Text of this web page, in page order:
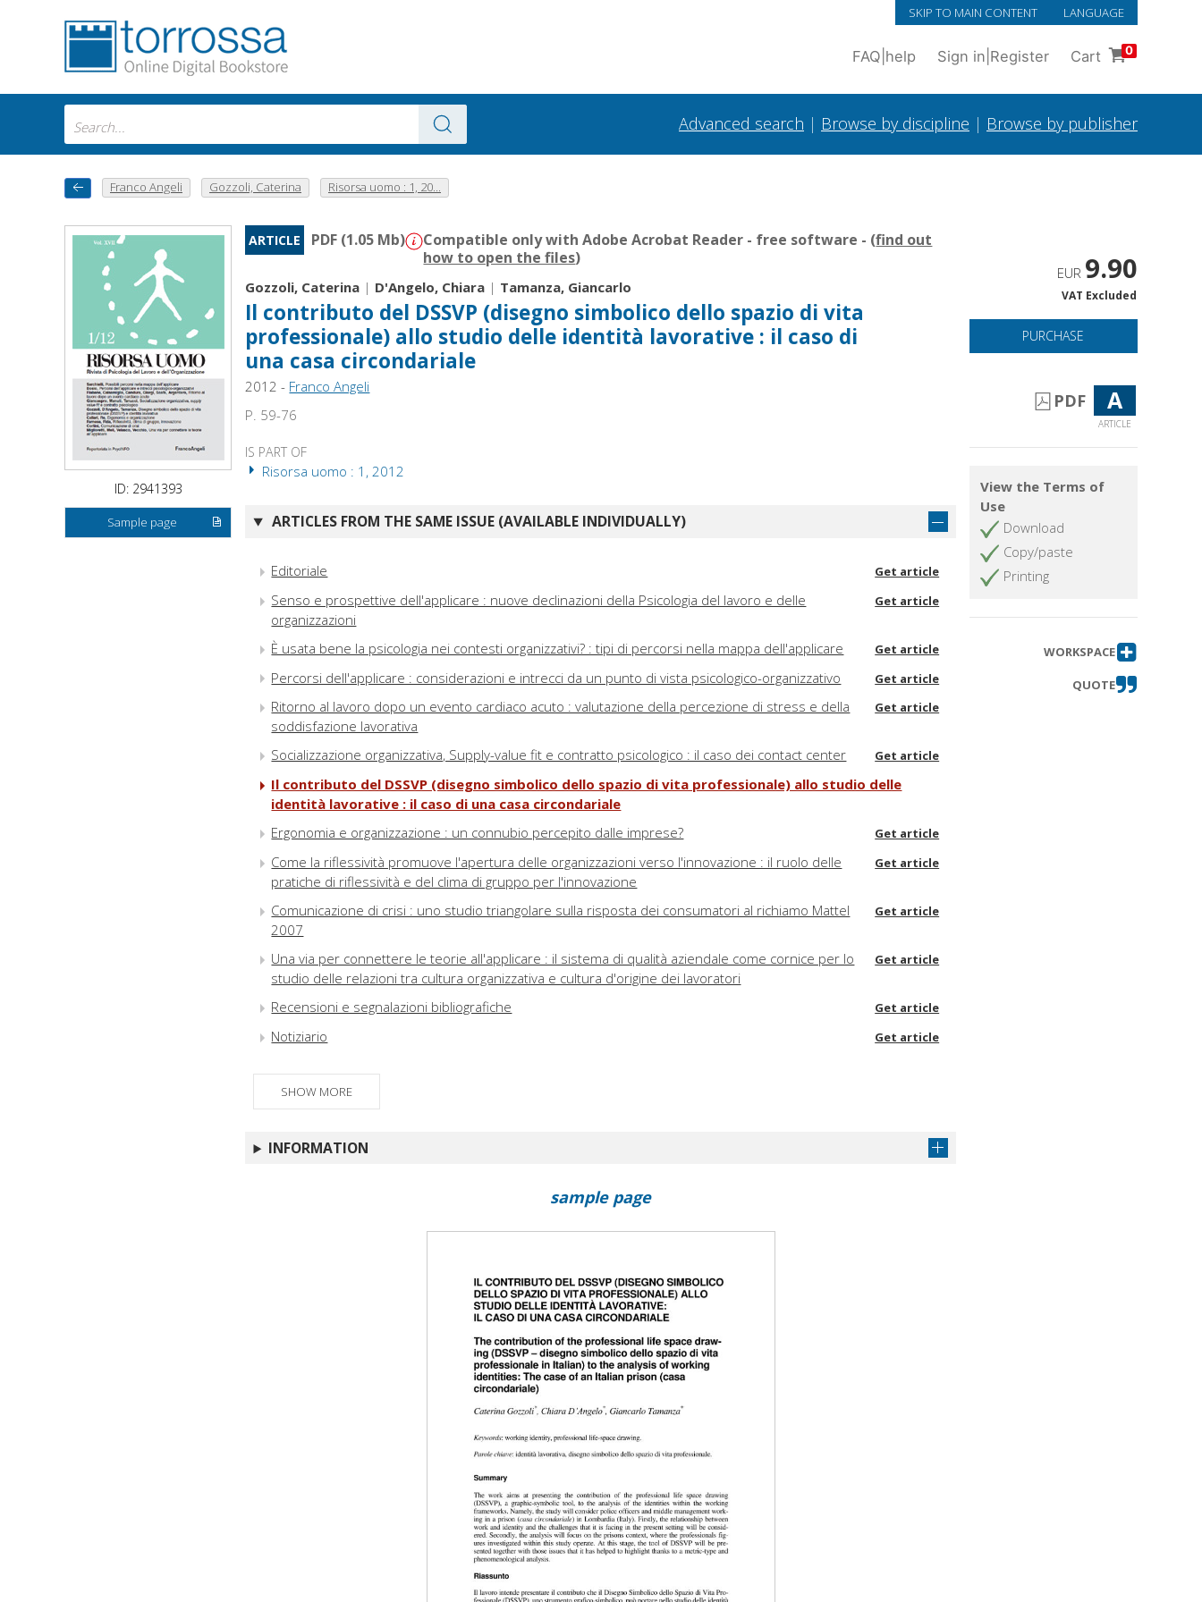
SKIP TO MAIN CONTENT LANGUAGE
FAQ help Sign in Register Cart 0
Advanced search | Browse by discipline | Browse by publisher
Franco Angeli Gozzoli, Caterina Risorsa uomo : 1, 20...
ID: 2941393
Sample page
ARTICLE PDF (1.05 Mb) Compatible only with Adobe Acrobat Reader - free software - (find out
how to open the files)
Gozzoli, Caterina | D'Angelo, Chiara | Tamanza, Giancarlo
Il contributo del DSSVP (disegno simbolico dello spazio di vita
professionale) allo studio delle identità lavorative : il caso di
una casa circondariale
2012 - Franco Angeli
P. 59-76
IS PART OF
Risorsa uomo : 1, 2012
ARTICLES FROM THE SAME ISSUE (AVAILABLE INDIVIDUALLY)
Editoriale Get article
Senso e prospettive dell'applicare : nuove declinazioni della Psicologia del lavoro e delle
organizzazioni
Get article
È usata bene la psicologia nei contesti organizzativi? : tipi di percorsi nella mappa dell'applicare Get article
Percorsi dell'applicare : considerazioni e intrecci da un punto di vista psicologico-organizzativo Get article
Ritorno al lavoro dopo un evento cardiaco acuto : valutazione della percezione di stress e della
soddisfazione lavorativa
Get article
Socializzazione organizzativa, Supply-value fit e contratto psicologico : il caso dei contact center Get article
Il contributo del DSSVP (disegno simbolico dello spazio di vita professionale) allo studio delle
identità lavorative : il caso di una casa circondariale
Ergonomia e organizzazione : un connubio percepito dalle imprese?
Get article
Come la riflessività promuove l'apertura delle organizzazioni verso l'innovazione : il ruolo delle
pratiche di riflessività e del clima di gruppo per l'innovazione
Get article
Comunicazione di crisi : uno studio triangolare sulla risposta dei consumatori al richiamo Mattel
2007
Get article
Una via per connettere le teorie all'applicare : il sistema di qualità aziendale come cornice per lo
studio delle relazioni tra cultura organizzativa e cultura d'origine dei lavoratori
Get article
Recensioni e segnalazioni bibliografiche Get article
Notiziario Get article
SHOW MORE
INFORMATION
EUR 9.90
VAT Excluded
PURCHASE
PDF A
ARTICLE
View the Terms of
Use
Download
Copy/paste
Printing
WORKSPACE
QUOTE
sample page